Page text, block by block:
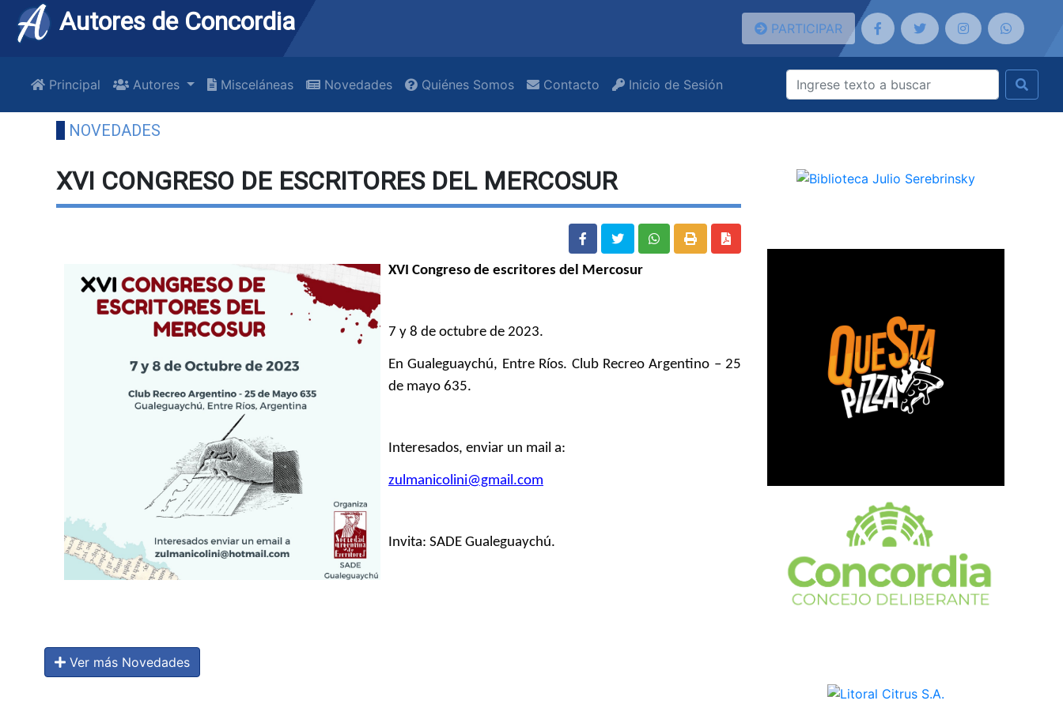
Autores de Concordia PARTICIPAR
Principal Autores Misceláneas Novedades Quiénes Somos Contacto Inicio de Sesión
NOVEDADES
XVI CONGRESO DE ESCRITORES DEL MERCOSUR
XVI Congreso de escritores del Mercosur
7 y 8 de octubre de 2023.
En Gualeguaychú, Entre Ríos. Club Recreo Argentino – 25
de mayo 635.
Interesados, enviar un mail a:
zulmanicolini@gmail.com
Invita: SADE Gualeguaychú.
Ver más Novedades